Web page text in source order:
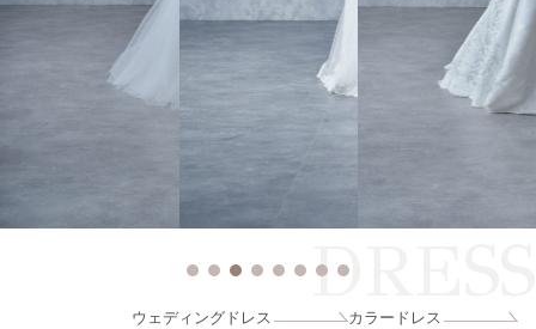
DRESS
ウェディングドレス カラードレス